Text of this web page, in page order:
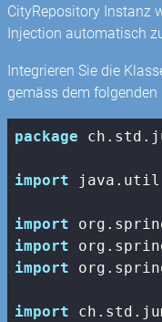
CityRepository Instanz
Injection automatisch
Integrieren Sie die
gemäss dem
package
import
import
import
import
import